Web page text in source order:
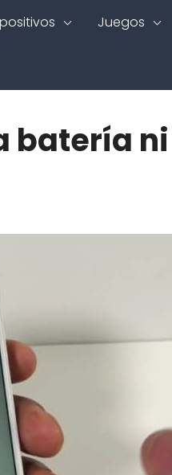
Juegos
batería ni